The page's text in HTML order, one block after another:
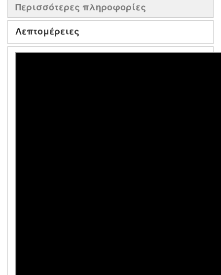
Περισσότερες πληροφορίες
Λεπτομέρειες